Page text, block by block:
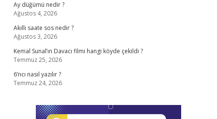
Ay düğümü nedir ?
Ağustos 4, 2026
Akıllı saate sos nedir ?
Ağustos 3, 2026
Kemal Sunal’ın Davacı filmi hangi köyde çekildi ?
Temmuz 25, 2026
6’ncı nasıl yazılır ?
Temmuz 24, 2026